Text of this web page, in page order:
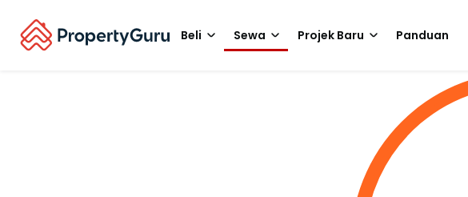
Beli Sewa Projek Baru Panduan